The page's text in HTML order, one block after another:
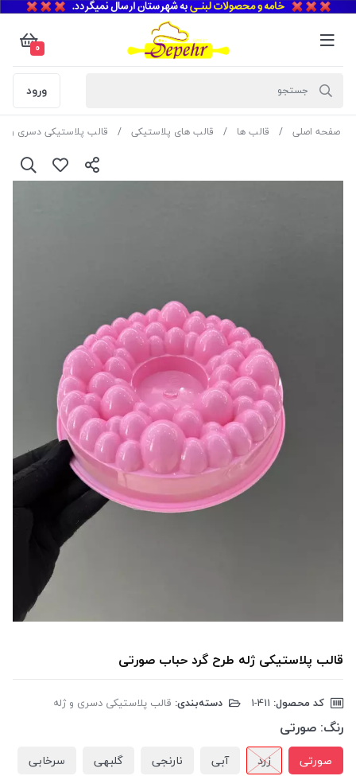
0
ورود
صفحه اصلی قالب ها قالب های پلاستیکی قالب پلاستیکی دسری و
قالب پلاستیکی ژله طرح گرد حباب صورتی
کد محصول: دسته‌بندی: قالب پلاستیکی دسری و ژله
رنگ: صورتی
صورتی زرد آبی نارنجی گلبهی سرخابی